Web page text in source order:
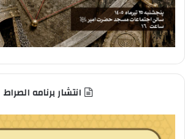
انتشار برنامه الصراط